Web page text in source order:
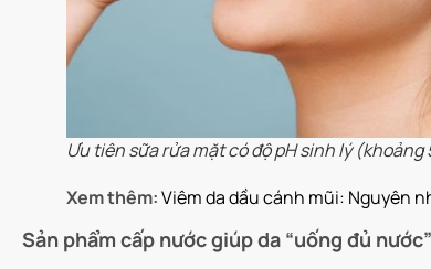
Ưu tiên sữa rửa mặt có độ pH sinh lý (khoảng
Xem thêm:Viêm da dầu cánh mũi: Nguyên
Sản phẩm cấp nước giúp da “uống đủ nước”